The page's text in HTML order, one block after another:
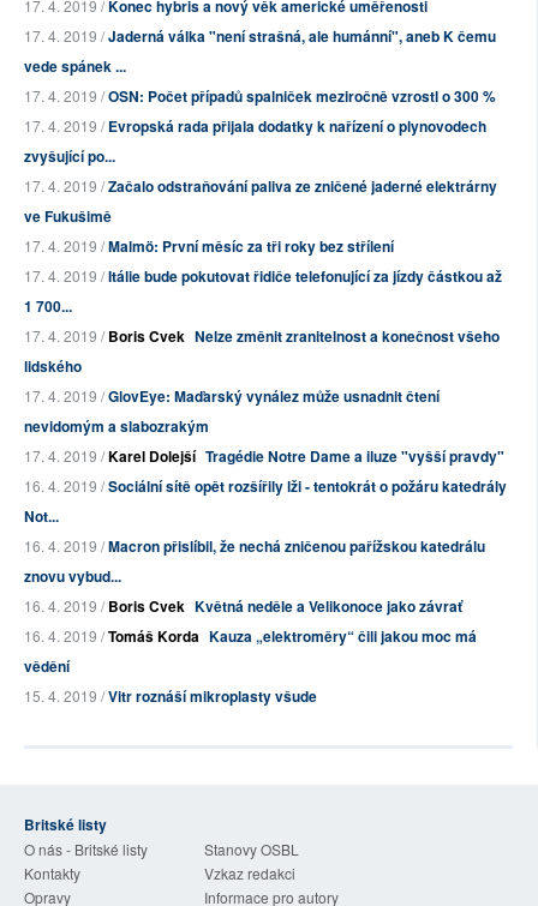
17. 4. 2019 /Konec hybris a nový věk americké uměřenosti
17. 4. 2019 /Jaderná válka "není strašná, ale humánní", aneb K čemu
vede spánek ...
17. 4. 2019 /OSN: Počet případů spalniček meziročně vzrostl o 300 %
17. 4. 2019 /Evropská rada přijala dodatky k nařízení o plynovodech
zvyšující po...
17. 4. 2019 /Začalo odstraňování paliva ze zničené jaderné elektrárny
ve Fukušimě
17. 4. 2019 /Malmö: První měsíc za tři roky bez střílení
17. 4. 2019 /Itálie bude pokutovat řidiče telefonující za jízdy částkou až
1 700...
17. 4. 2019 /Boris Cvek Nelze změnit zranitelnost a konečnost všeho
lidského
17. 4. 2019 /GlovEye: Maďarský vynález může usnadnit čtení
nevidomým a slabozrakým
17. 4. 2019 /Karel Dolejší Tragédie Notre Dame a iluze "vyšší pravdy"
16. 4. 2019 /Sociální sítě opět rozšířily lži - tentokrát o požáru katedrály
Not...
16. 4. 2019 /Macron přislíbil, že nechá zničenou pařížskou katedrálu
znovu vybud...
16. 4. 2019 /Boris Cvek Květná neděle a Velikonoce jako závrať
16. 4. 2019 /Tomáš Korda Kauza „elektroměry“ čili jakou moc má
vědění
15. 4. 2019 /Vitr roznáší mikroplasty všude
Britské listy
O nás - Britské listy
Stanovy OSBL
Kontakty
Vzkaz redakci
Opravy
Informace pro autory